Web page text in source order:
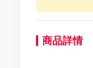
商品詳情